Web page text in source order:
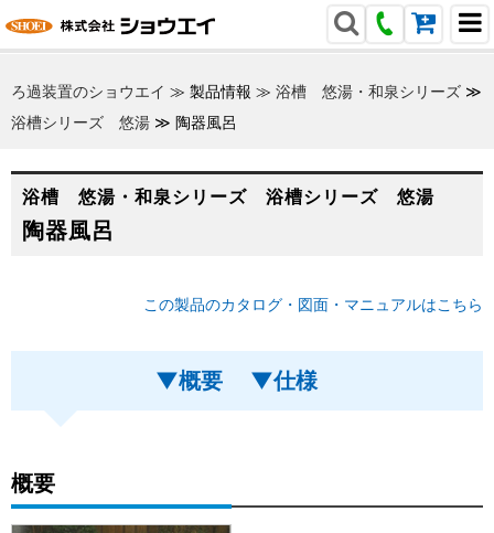
ろ過装置のショウエイ ≫ 製品情報 ≫ 浴槽 悠湯・和泉シリーズ ≫
浴槽シリーズ 悠湯 ≫ 陶器風呂
浴槽 悠湯・和泉シリーズ 浴槽シリーズ 悠湯
陶器風呂
この製品のカタログ・図面・マニュアルはこちら
▼概要 ▼仕様
概要